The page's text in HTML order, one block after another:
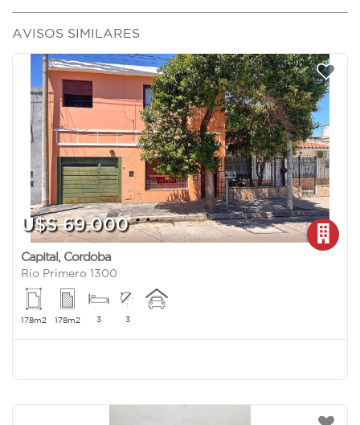
AVISOS SIMILARES
U$S 69.000
Capital, Cordoba
Río Primero 1300
178m2 178m2 3 3